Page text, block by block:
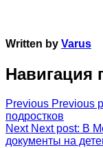
Written by Varus
Навигация
Previous Previous
подростков
Next Next post: В
документы на